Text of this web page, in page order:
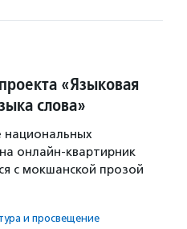
«Языковая
слова»
национальных
онлайн-квартирник
с мокшанской прозой
и просвещение